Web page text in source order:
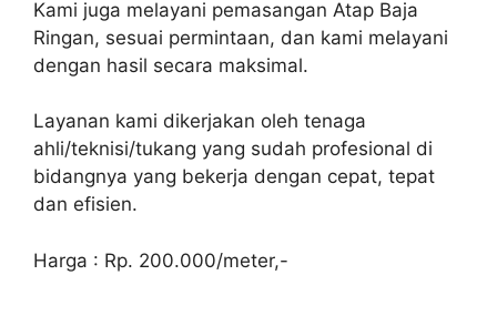
Kami juga melayani pemasangan Atap Baja
Ringan, sesuai permintaan, dan kami melayani
dengan hasil secara maksimal.
Layanan kami dikerjakan oleh tenaga
ahli/teknisi/tukang yang sudah profesional di
bidangnya yang bekerja dengan cepat, tepat
dan efisien.
Harga : Rp. 200.000/meter,-